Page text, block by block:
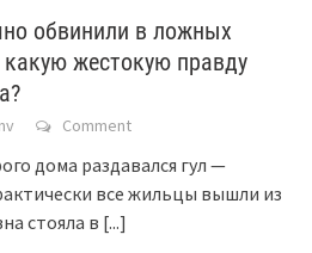
обвинили в ложных
жестокую правду
Comment
дома раздавался гул —
все жильцы вышли из
стояла в [...]